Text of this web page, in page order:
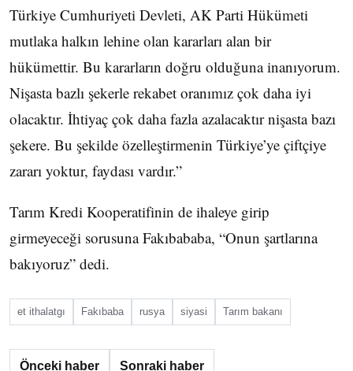
Türkiye Cumhuriyeti Devleti, AK Parti Hükümeti
mutlaka halkın lehine olan kararları alan bir
hükümettir. Bu kararların doğru olduğuna inanıyorum.
Nişasta bazlı şekerle rekabet oranımız çok daha iyi
olacaktır. İhtiyaç çok daha fazla azalacaktır nişasta bazı
şekere. Bu şekilde özelleştirmenin Türkiye’ye çiftçiye
zararı yoktur, faydası vardır.”
Tarım Kredi Kooperatifinin de ihaleye girip
girmeyeceği sorusuna Fakıbababa, “Onun şartlarına
bakıyoruz” dedi.
et ithalatgı Fakıbaba rusya siyasi Tarım bakanı
Önceki haber Sonraki haber